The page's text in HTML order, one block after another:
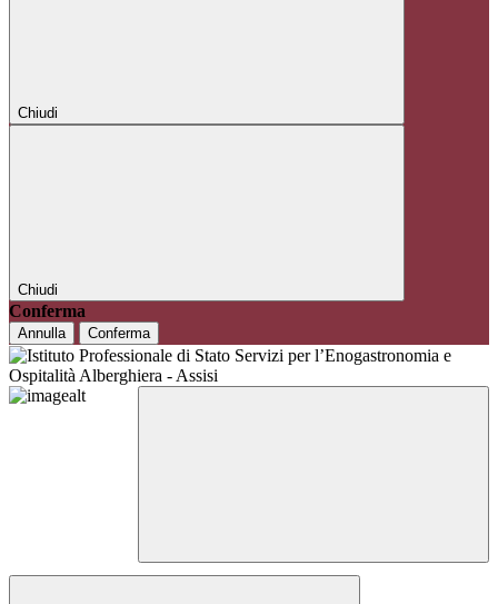
Chiudi
Chiudi
Conferma
Annulla Conferma